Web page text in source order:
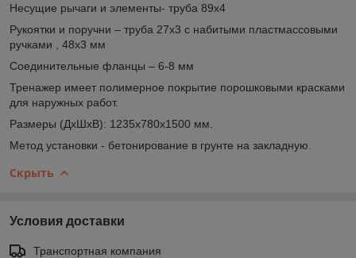
Несущие рычаги и элементы- труба 89х4
Рукоятки и поручни – труба 27х3 с набитыми пластмассовыми
ручками , 48х3 мм
Соединительные фланцы – 6-8 мм
Тренажер имеет полимерное покрытие порошковыми красками
для наружных работ.
Размеры (ДхШхВ): 1235х780х1500 мм.
Метод установки - бетонирование в грунте на закладную.
Скрыть
Условия доставки
Транспортная компания